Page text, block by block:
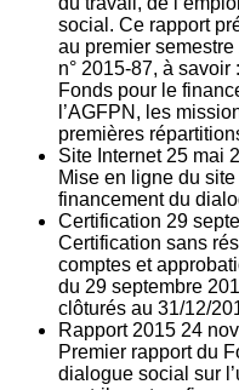
social. Ce rapport
au premier
n° 2015-87, à
Fonds pour le
l’AGFPN, les
premières
Site Internet 25 mai
Mise en ligne du
financement du
Certification 29
Certification sans
comptes et
du 29 septembre
clôturés au 31/12/
Rapport 2015 24
Premier rapport du
dialogue social sur